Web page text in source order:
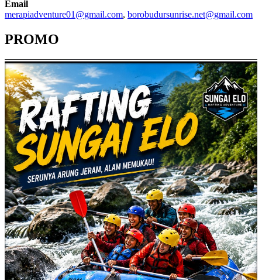
Email
merapiadventure01@gmail.com, borobudursunrise.net@gmail.com
PROMO